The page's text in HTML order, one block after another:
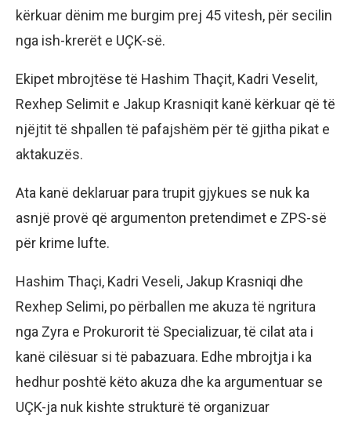
kërkuar dënim me burgim prej 45 vitesh, për secilin
nga ish-krerët e UÇK-së.
Ekipet mbrojtëse të Hashim Thaçit, Kadri Veselit,
Rexhep Selimit e Jakup Krasniqit kanë kërkuar që të
njëjtit të shpallen të pafajshëm për të gjitha pikat e
aktakuzës.
Ata kanë deklaruar para trupit gjykues se nuk ka
asnjë provë që argumenton pretendimet e ZPS-së
për krime lufte.
Hashim Thaçi, Kadri Veseli, Jakup Krasniqi dhe
Rexhep Selimi, po përballen me akuza të ngritura
nga Zyra e Prokurorit të Specializuar, të cilat ata i
kanë cilësuar si të pabazuara. Edhe mbrojtja i ka
hedhur poshtë këto akuza dhe ka argumentuar se
UÇK-ja nuk kishte strukturë të organizuar